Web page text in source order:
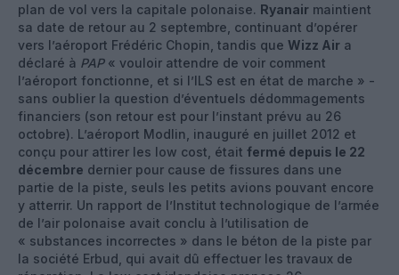
plan de vol vers la capitale polonaise. Ryanair maintient
sa date de retour au 2 septembre, continuant d’opérer
vers l’aéroport Frédéric Chopin, tandis que Wizz Air a
déclaré à PAP« vouloir attendre de voir comment
l’aéroport fonctionne, et si l’ILS est en état de marche » -
sans oublier la question d’éventuels dédommagements
financiers (son retour est pour l’instant prévu au 26
octobre). L’aéroport Modlin, inauguré en juillet 2012 et
conçu pour attirer les low cost, était fermé depuis le 22
décembre dernier pour cause de fissures dans une
partie de la piste, seuls les petits avions pouvant encore
y atterrir. Un rapport de l’Institut technologique de l’armée
de l’air polonaise avait conclu à l’utilisation de
« substances incorrectes » dans le béton de la piste par
la société Erbud, qui avait dû effectuer les travaux de